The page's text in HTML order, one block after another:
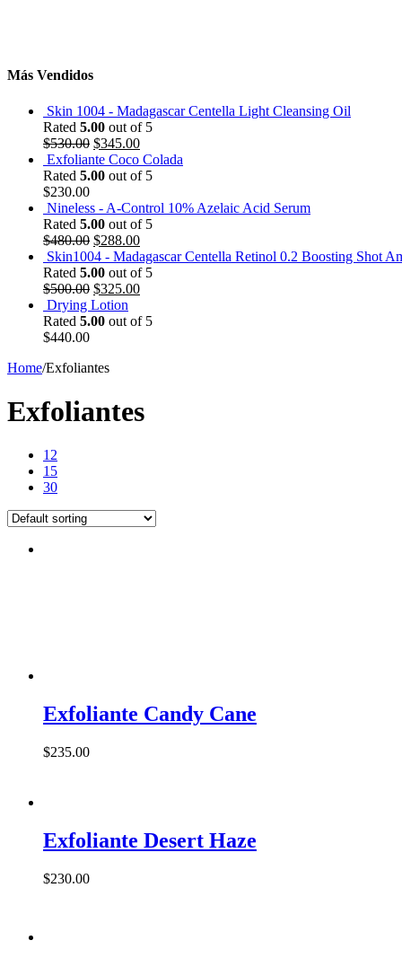
Más Vendidos
Skin 1004 - Madagascar Centella Light Cleansing Oil
Rated 5.00 out of 5
$530.00 $345.00
Exfoliante Coco Colada
Rated 5.00 out of 5
$230.00
Nineless - A-Control 10% Azelaic Acid Serum
Rated 5.00 out of 5
$480.00 $288.00
Skin1004 - Madagascar Centella Retinol 0.2 Boosting Shot
Rated 5.00 out of 5
$500.00 $325.00
Drying Lotion
Rated 5.00 out of 5
$440.00
Home/Exfoliantes
Exfoliantes
12
15
30
Exfoliante Candy Cane
$235.00
Exfoliante Desert Haze
$230.00